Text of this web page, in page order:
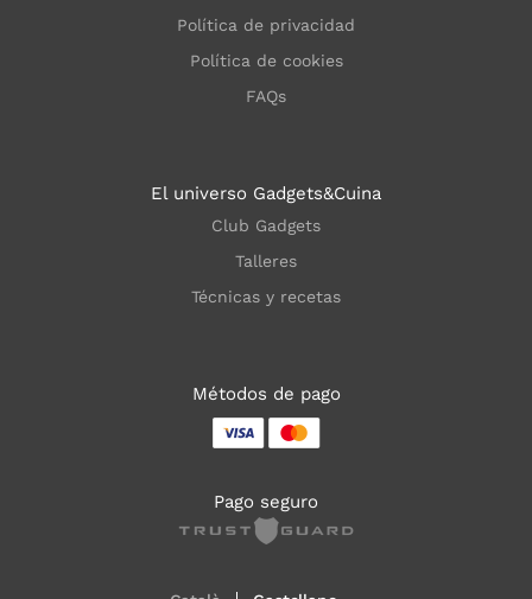
Política de privacidad
Política de cookies
FAQs
El universo Gadgets&Cuina
Club Gadgets
Talleres
Técnicas y recetas
Métodos de pago
Pago seguro